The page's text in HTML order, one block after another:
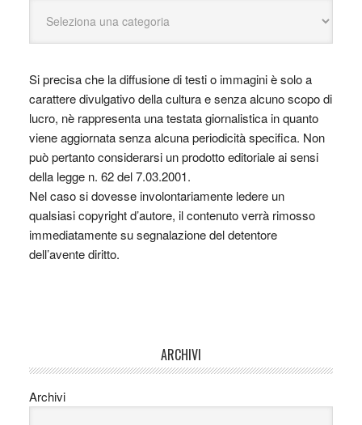
Si precisa che la diffusione di testi o immagini è solo a
carattere divulgativo della cultura e senza alcuno scopo di
lucro, nè rappresenta una testata giornalistica in quanto
viene aggiornata senza alcuna periodicità specifica. Non
può pertanto considerarsi un prodotto editoriale ai sensi
della legge n. 62 del 7.03.2001.
Nel caso si dovesse involontariamente ledere un
qualsiasi copyright d’autore, il contenuto verrà rimosso
immediatamente su segnalazione del detentore
dell’avente diritto.
ARCHIVI
Archivi